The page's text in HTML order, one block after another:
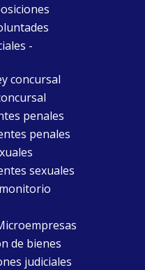
-
concursal
penales
penales
sexuales
de bienes
judiciales